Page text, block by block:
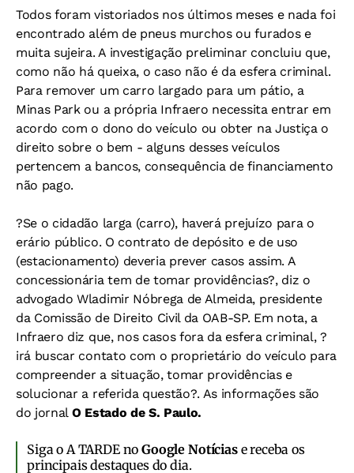
Todos foram vistoriados nos últimos meses e nada foi
encontrado além de pneus murchos ou furados e
muita sujeira. A investigação preliminar concluiu que,
como não há queixa, o caso não é da esfera criminal.
Para remover um carro largado para um pátio, a
Minas Park ou a própria Infraero necessita entrar em
acordo com o dono do veículo ou obter na Justiça o
direito sobre o bem - alguns desses veículos
pertencem a bancos, consequência de financiamento
não pago.
?Se o cidadão larga (carro), haverá prejuízo para o
erário público. O contrato de depósito e de uso
(estacionamento) deveria prever casos assim. A
concessionária tem de tomar providências?, diz o
advogado Wladimir Nóbrega de Almeida, presidente
da Comissão de Direito Civil da OAB-SP. Em nota, a
Infraero diz que, nos casos fora da esfera criminal, ?
irá buscar contato com o proprietário do veículo para
compreender a situação, tomar providências e
solucionar a referida questão?. As informações são
do jornal O Estado de S. Paulo.
Siga o A TARDE noGoogle Notíciase receba os
principais destaques do dia.